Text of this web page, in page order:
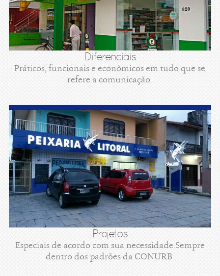
Diferenciais
Práticos, funcionais e econômicos em tudo que se
refere a comunicação.
Projetos
Especiais de acordo com sua necessidade.Sempre
dentro dos padrões da CONURB.